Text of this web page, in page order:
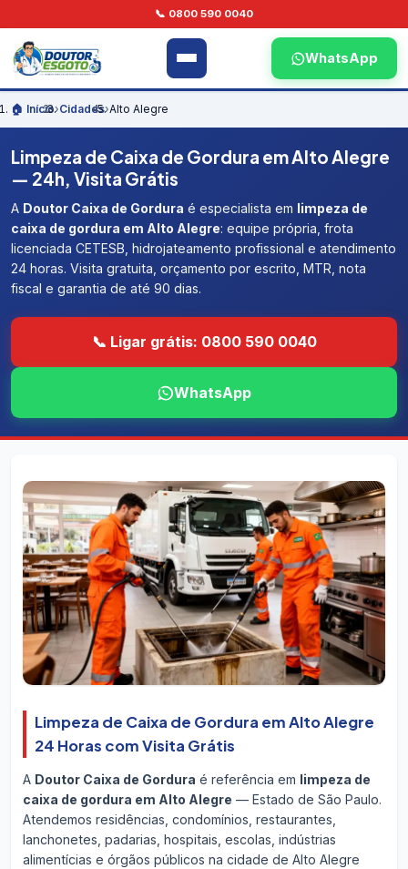
📞 0800 590 0040
WhatsApp
🏠 Início›Cidades›Alto Alegre
Limpeza de Caixa de Gordura em Alto Alegre
— 24h, Visita Grátis
A Doutor Caixa de Gordura é especialista em limpeza de
caixa de gordura em Alto Alegre: equipe própria, frota
licenciada CETESB, hidrojateamento profissional e atendimento
24 horas. Visita gratuita, orçamento por escrito, MTR, nota
fiscal e garantia de até 90 dias.
📞 Ligar grátis: 0800 590 0040
WhatsApp
Limpeza de Caixa de Gordura em Alto Alegre
24 Horas com Visita Grátis
A Doutor Caixa de Gordura é referência em limpeza de
caixa de gordura em Alto Alegre — Estado de São Paulo.
Atendemos residências, condomínios, restaurantes,
lanchonetes, padarias, hospitais, escolas, indústrias
alimentícias e órgãos públicos na cidade de Alto Alegre